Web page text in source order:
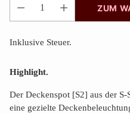
Anzahl
ZUM
Inklusive Steuer.
Highlight.
Der Deckenspot [S2] aus der
eine gezielte